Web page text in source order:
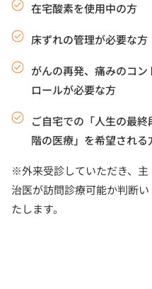
在宅酸素を使用中の方
床ずれの管理が必要な方
がんの再発、痛みのコン
ロールが必要な方
ご自宅での「人生の最終
階の医療」を希望される
※外来受診していただき、主
治医が訪問診療可能か判断い
たします。